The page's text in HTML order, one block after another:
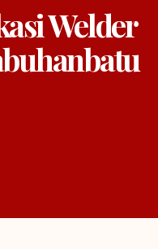
Welder